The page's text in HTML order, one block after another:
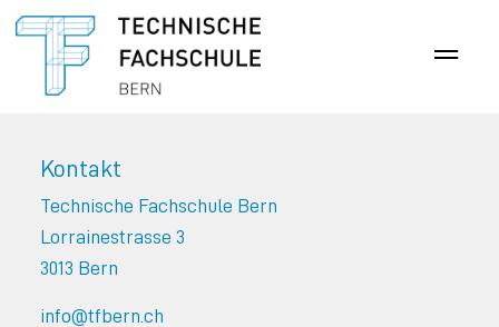
Kontakt
Technische Fachschule Bern
Lorrainestrasse 3
3013 Bern
info@tfbern.ch